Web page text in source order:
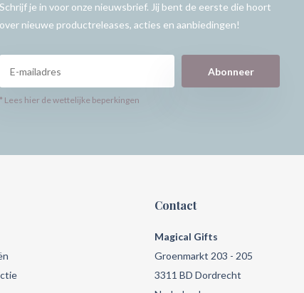
Schrijf je in voor onze nieuwsbrief. Jij bent de eerste die hoort
over nieuwe productreleases, acties en aanbiedingen!
Abonneer
* Lees hier de wettelijke beperkingen
Contact
Magical Gifts
Groenmarkt 203 - 205
3311 BD Dordrecht